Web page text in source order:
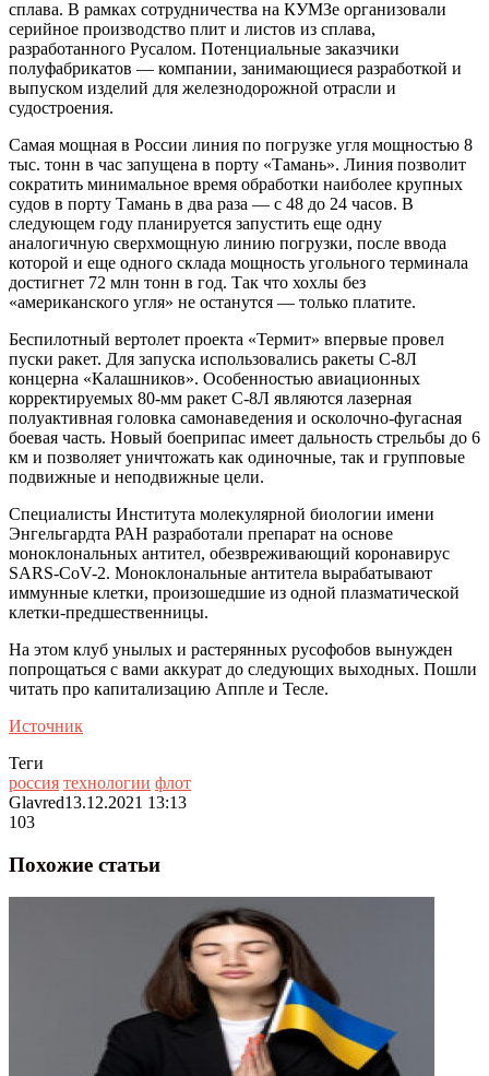
сплава. В рамках сотрудничества на КУМЗе организовали
серийное производство плит и листов из сплава,
разработанного Русалом. Потенциальные заказчики
полуфабрикатов — компании, занимающиеся разработкой и
выпуском изделий для железнодорожной отрасли и
судостроения.
Самая мощная в России линия по погрузке угля мощностью 8
тыс. тонн в час запущена в порту «Тамань». Линия позволит
сократить минимальное время обработки наиболее крупных
судов в порту Тамань в два раза — c 48 до 24 часов. В
следующем году планируется запустить еще одну
аналогичную сверхмощную линию погрузки, после ввода
которой и еще одного склада мощность угольного терминала
достигнет 72 млн тонн в год. Так что хохлы без
«американского угля» не останутся — только платите.
Беспилотный вертолет проекта «Термит» впервые провел
пуски ракет. Для запуска использовались ракеты С-8Л
концерна «Калашников». Особенностью авиационных
корректируемых 80-мм ракет С-8Л являются лазерная
полуактивная головка самонаведения и осколочно-фугасная
боевая часть. Новый боеприпас имеет дальность стрельбы до 6
км и позволяет уничтожать как одиночные, так и групповые
подвижные и неподвижные цели.
Специалисты Института молекулярной биологии имени
Энгельгардта РАН разработали препарат на основе
моноклональных антител, обезвреживающий коронавирус
SARS-CoV-2. Моноклональные антитела вырабатывают
иммунные клетки, произошедшие из одной плазматической
клетки-предшественницы.
На этом клуб унылых и растерянных русофобов вынужден
попрощаться с вами аккурат до следующих выходных. Пошли
читать про капитализацию Аппле и Тесле.
Источник
Теги
россия технологии флот
Glavred13.12.2021 13:13
103
Похожие статьи